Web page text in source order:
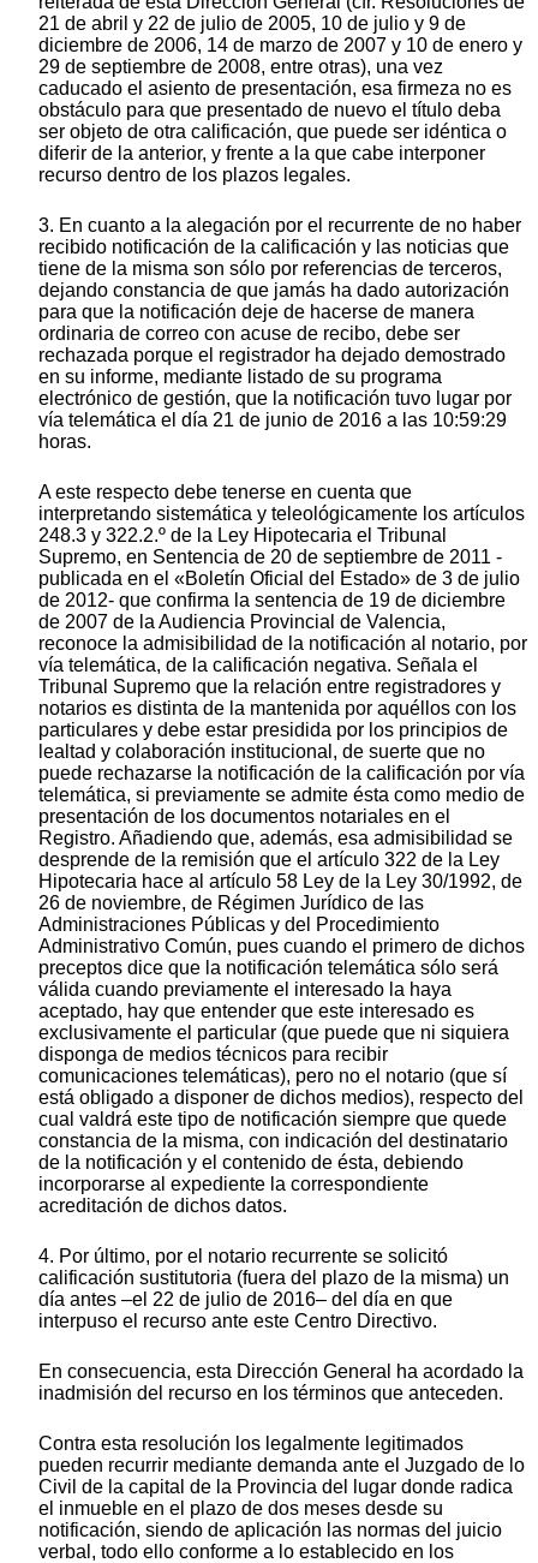
21 de abril y 22 de julio de 2005, 10 de julio y 9 de
diciembre de 2006, 14 de marzo de 2007 y 10 de enero y
29 de septiembre de 2008, entre otras), una vez
caducado el asiento de presentación, esa firmeza no es
obstáculo para que presentado de nuevo el título deba
ser objeto de otra calificación, que puede ser idéntica o
diferir de la anterior, y frente a la que cabe interponer
recurso dentro de los plazos legales.
3. En cuanto a la alegación por el recurrente de no haber
recibido notificación de la calificación y las noticias que
tiene de la misma son sólo por referencias de terceros,
dejando constancia de que jamás ha dado autorización
para que la notificación deje de hacerse de manera
ordinaria de correo con acuse de recibo, debe ser
rechazada porque el registrador ha dejado demostrado
en su informe, mediante listado de su programa
electrónico de gestión, que la notificación tuvo lugar por
vía telemática el día 21 de junio de 2016 a las 10:59:29
horas.
A este respecto debe tenerse en cuenta que
interpretando sistemática y teleológicamente los artículos
248.3 y 322.2.º de la Ley Hipotecaria el Tribunal
Supremo, en Sentencia de 20 de septiembre de 2011 -
publicada en el «Boletín Oficial del Estado» de 3 de julio
de 2012- que confirma la sentencia de 19 de diciembre
de 2007 de la Audiencia Provincial de Valencia,
reconoce la admisibilidad de la notificación al notario, por
vía telemática, de la calificación negativa. Señala el
Tribunal Supremo que la relación entre registradores y
notarios es distinta de la mantenida por aquéllos con los
particulares y debe estar presidida por los principios de
lealtad y colaboración institucional, de suerte que no
puede rechazarse la notificación de la calificación por vía
telemática, si previamente se admite ésta como medio de
presentación de los documentos notariales en el
Registro. Añadiendo que, además, esa admisibilidad se
desprende de la remisión que el artículo 322 de la Ley
Hipotecaria hace al artículo 58 Ley de la Ley 30/1992, de
26 de noviembre, de Régimen Jurídico de las
Administraciones Públicas y del Procedimiento
Administrativo Común, pues cuando el primero de dichos
preceptos dice que la notificación telemática sólo será
válida cuando previamente el interesado la haya
aceptado, hay que entender que este interesado es
exclusivamente el particular (que puede que ni siquiera
disponga de medios técnicos para recibir
comunicaciones telemáticas), pero no el notario (que sí
está obligado a disponer de dichos medios), respecto del
cual valdrá este tipo de notificación siempre que quede
constancia de la misma, con indicación del destinatario
de la notificación y el contenido de ésta, debiendo
incorporarse al expediente la correspondiente
acreditación de dichos datos.
4. Por último, por el notario recurrente se solicitó
calificación sustitutoria (fuera del plazo de la misma) un
día antes –el 22 de julio de 2016– del día en que
interpuso el recurso ante este Centro Directivo.
En consecuencia, esta Dirección General ha acordado la
inadmisión del recurso en los términos que anteceden.
Contra esta resolución los legalmente legitimados
pueden recurrir mediante demanda ante el Juzgado de lo
Civil de la capital de la Provincia del lugar donde radica
el inmueble en el plazo de dos meses desde su
notificación, siendo de aplicación las normas del juicio
verbal, todo ello conforme a lo establecido en los